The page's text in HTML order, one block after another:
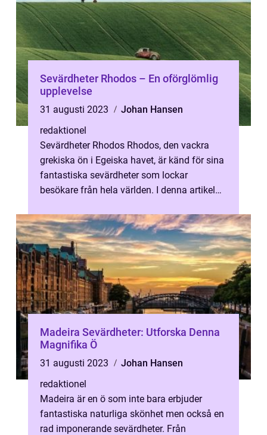
Sevärdheter Rhodos – En oförglömlig
upplevelse
31 augusti 2023
Johan Hansen
redaktionel
Sevärdheter Rhodos Rhodos, den vackra
grekiska ön i Egeiska havet, är känd för sina
fantastiska sevärdheter som lockar
besökare från hela världen. I denna artikel
Madeira Sevärdheter: Utforska Denna
Magnifika Ö
31 augusti 2023
Johan Hansen
redaktionel
Madeira är en ö som inte bara erbjuder
fantastiska naturliga skönhet men också en
rad imponerande sevärdheter. Från